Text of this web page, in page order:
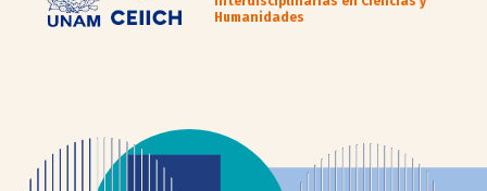
Humanidades